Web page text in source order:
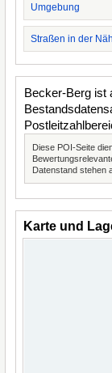
Umgebung
Straßen in der
Becker-Berg ist
Diese POI-Seite
Datenstand stehen
Karte und